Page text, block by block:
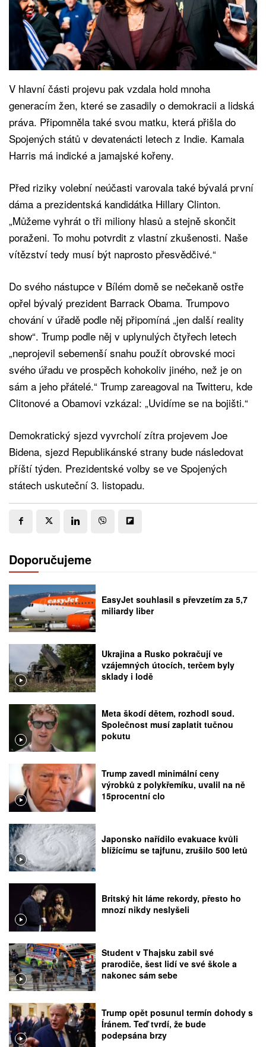
V hlavní části projevu pak vzdala hold mnoha
generacím žen, které se zasadily o demokracii a lidská
práva. Připomněla také svou matku, která přišla do
Spojených států v devatenácti letech z Indie. Kamala
Harris má indické a jamajské kořeny.
Před riziky volební neúčasti varovala také bývalá první
dáma a prezidentská kandidátka Hillary Clinton.
„Můžeme vyhrát o tři miliony hlasů a stejně skončit
poraženi. To mohu potvrdit z vlastní zkušenosti. Naše
vítězství tedy musí být naprosto přesvědčivé.“
Do svého nástupce v Bílém domě se nečekaně ostře
opřel bývalý prezident Barrack Obama. Trumpovo
chování v úřadě podle něj připomíná „jen další reality
show“. Trump podle něj v uplynulých čtyřech letech
„neprojevil sebemenší snahu použít obrovské moci
svého úřadu ve prospěch kohokoliv jiného, než je on
sám a jeho přátelé.“ Trump zareagoval na Twitteru, kde
Clitonové a Obamovi vzkázal: „Uvidíme se na bojišti.“
Demokratický sjezd vyvrcholí zítra projevem Joe
Bidena, sjezd Republikánské strany bude následovat
příští týden. Prezidentské volby se ve Spojených
státech uskuteční 3. listopadu.
Doporučujeme
EasyJet souhlasil s převzetím za 5,7
miliardy liber
Ukrajina a Rusko pokračují ve
vzájemných útocích, terčem byly
sklady i lodě
Meta škodí dětem, rozhodl soud.
Společnost musí zaplatit tučnou
pokutu
Trump zavedl minimální ceny
výrobků z polykřemíku, uvalil na ně
15procentní clo
Japonsko nařídilo evakuace kvůli
blížícímu se tajfunu, zrušilo 500 letů
Britský hit láme rekordy, přesto ho
mnozí nikdy neslyšeli
Student v Thajsku zabil své
prarodiče, šest lidí ve své škole a
nakonec sám sebe
Trump opět posunul termín dohody s
Íránem. Teď tvrdí, že bude
podepsána brzy